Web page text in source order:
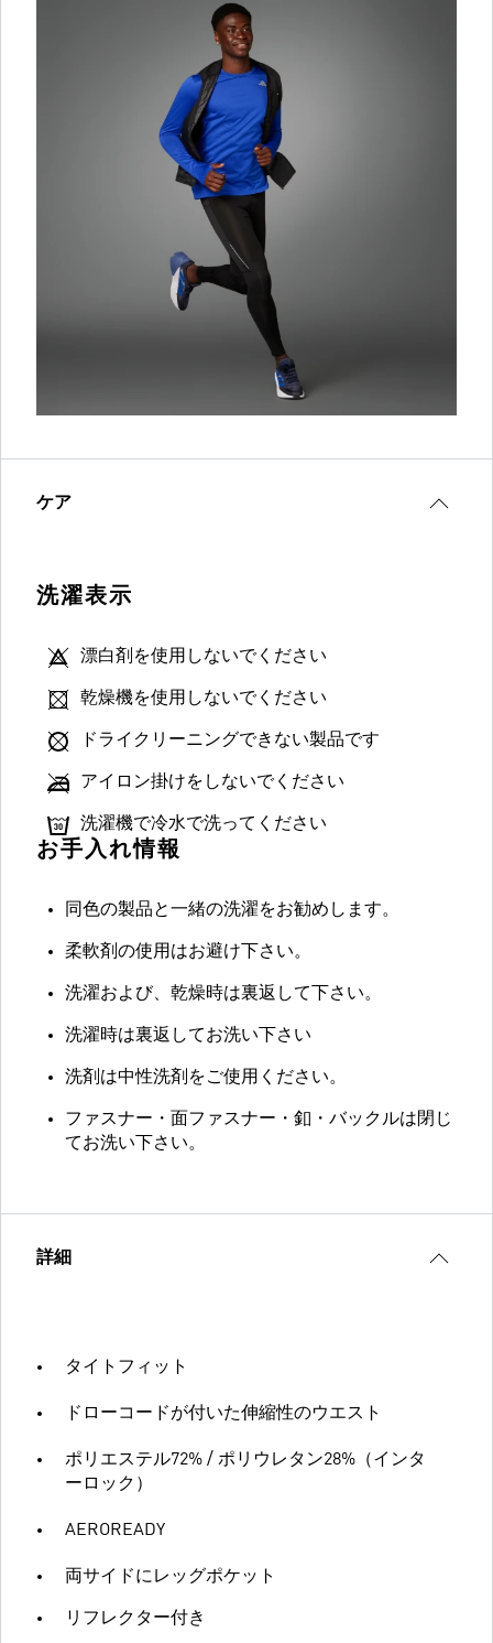
ケア
洗濯表示
漂白剤を使用しないでください
乾燥機を使用しないでください
ドライクリーニングできない製品です
アイロン掛けをしないでください
洗濯機で冷水で洗ってください
お手入れ情報
同色の製品と一緒の洗濯をお勧めします。
柔軟剤の使用はお避け下さい。
洗濯および、乾燥時は裏返して下さい。
洗濯時は裏返してお洗い下さい
洗剤は中性洗剤をご使用ください。
ファスナー・面ファスナー・釦・バックルは閉じ
てお洗い下さい。
詳細
タイトフィット
ドローコードが付いた伸縮性のウエスト
ポリエステル72% / ポリウレタン28%（インタ
ーロック）
AEROREADY
両サイドにレッグポケット
リフレクター付き